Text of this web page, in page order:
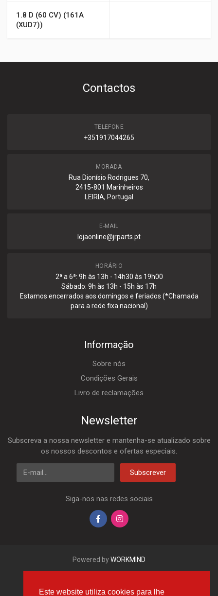
Este website utiliza cookies para lhe
1.8 D (60 CV) (161A
(XUD7))
Contactos
TELEFONE
+351917044265
MORADA
Rua Dionísio Rodrigues 70,
2415-801 Marinheiros
LEIRIA, Portugal
E-MAIL
lojaonline@jrparts.pt
HORÁRIO
2ª a 6ª: 9h às 13h - 14h30 às 19h00
Sábado: 9h às 13h - 15h às 17h
Estamos encerrados aos domingos e feriados (*Chamada
para a rede fixa nacional)
Informação
Sobre nós
Condições Gerais
Livro de reclamações
Newsletter
Subscreva a nossa newsletter e mantenha-se atualizado sobre
os nossos descontos e ofertas especiais.
E-mail
Subscrever
Siga-nos nas redes sociais
Powered byWORKMIND